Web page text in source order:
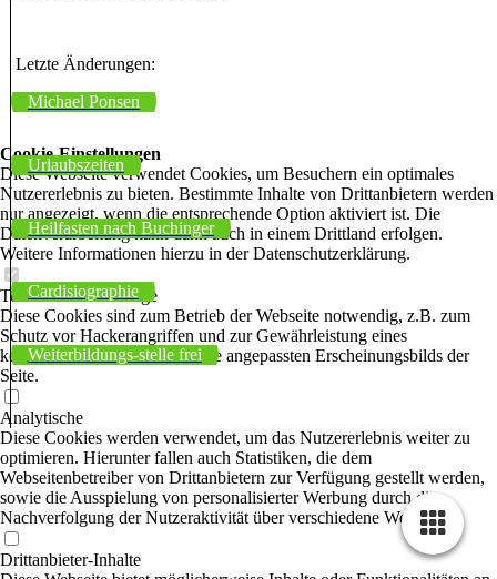
Letzte Änderungen:
Michael Ponsen
Urlaubszeiten
Heilfasten nach Buchinger
Cardisiographie
Weiterbildungs-stelle frei
Cookie-Einstellungen
Diese Webseite verwendet Cookies, um Besuchern ein optimales
Nutzererlebnis zu bieten. Bestimmte Inhalte von Drittanbietern werden
nur angezeigt, wenn die entsprechende Option aktiviert ist. Die
Datenverarbeitung kann dann auch in einem Drittland erfolgen.
Weitere Informationen hierzu in der Datenschutzerklärung.
Technisch notwendige
Diese Cookies sind zum Betrieb der Webseite notwendig, z.B. zum
Schutz vor Hackerangriffen und zur Gewährleistung eines
konsistenten und der Nachfrage angepassten Erscheinungsbilds der
Seite.
Analytische
Diese Cookies werden verwendet, um das Nutzererlebnis weiter zu
optimieren. Hierunter fallen auch Statistiken, die dem
Webseitenbetreiber von Drittanbietern zur Verfügung gestellt werden,
sowie die Ausspielung von personalisierter Werbung durch die
Nachverfolgung der Nutzeraktivität über verschiedene Webseiten.
Drittanbieter-Inhalte